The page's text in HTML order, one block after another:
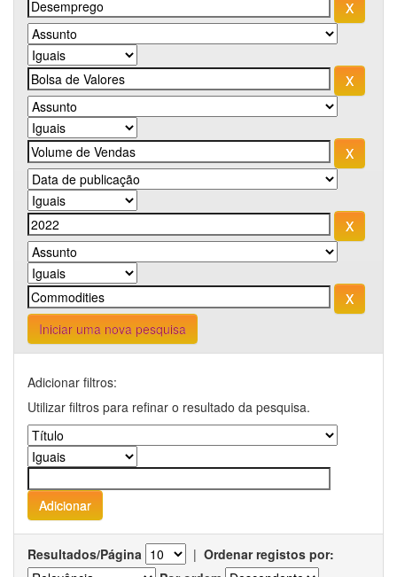
Iniciar uma nova pesquisa
Adicionar filtros:
Utilizar filtros para refinar o resultado da pesquisa.
Resultados/Página | Ordenar registos por: